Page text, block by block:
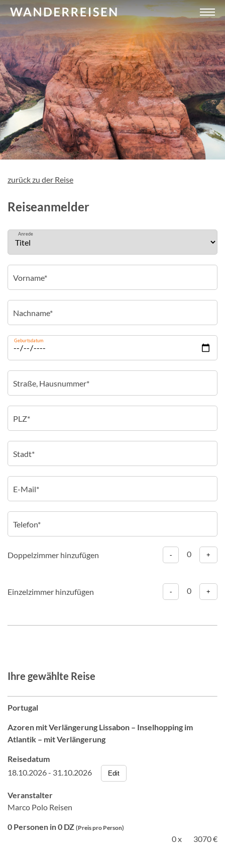
zurück zu der Reise
Reiseanmelder
Anrede
Geburtsdatum
Doppelzimmer hinzufügen - 0 +
Einzelzimmer hinzufügen - 0 +
Ihre gewählte Reise
Portugal
Azoren mit Verlängerung Lissabon – Inselhopping im
Atlantik – mit Verlängerung
Reisedatum
18.10.2026 - 31.10.2026
Edit
Veranstalter
Marco Polo Reisen
0 Personen in 0 DZ (Preis pro Person)
0 x
3070 €